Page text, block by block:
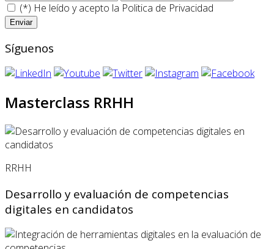
(*) He leído y acepto la Politica de Privacidad
Síguenos
Masterclass RRHH
RRHH
Desarrollo y evaluación de competencias
digitales en candidatos